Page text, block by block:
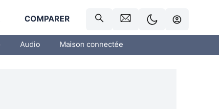
COMPARER
Audio Maison connectée